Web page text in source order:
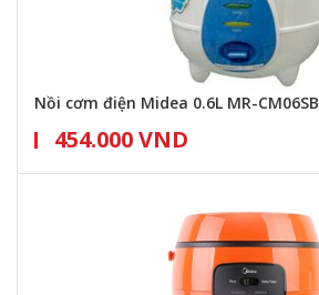
Nồi cơm điện Midea 0.6L MR-CM06SB
454.000 VND